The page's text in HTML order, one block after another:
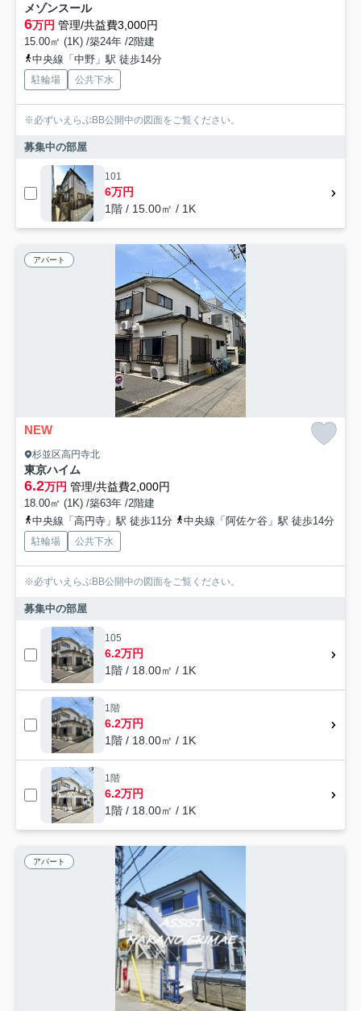
メゾンスール
6万円 管理/共益費3,000円
15.00㎡ (1K) /築24年 /2階建
中央線「中野」駅 徒歩14分
駐輪場 公共下水
※必ずいえらぶBB公開中の図面をご覧ください。
募集中の部屋
101
6万円
1階 / 15.00㎡ / 1K
アパート
NEW
杉並区高円寺北
東京ハイム
6.2万円 管理/共益費2,000円
18.00㎡ (1K) /築63年 /2階建
中央線「高円寺」駅 徒歩11分
中央線「阿佐ケ谷」駅 徒歩14分
駐輪場 公共下水
※必ずいえらぶBB公開中の図面をご覧ください。
募集中の部屋
105
6.2万円
1階 / 18.00㎡ / 1K
1階
6.2万円
1階 / 18.00㎡ / 1K
1階
6.2万円
1階 / 18.00㎡ / 1K
アパート